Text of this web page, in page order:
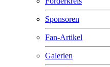
Sponsoren
Fan-Artikel
Galerien